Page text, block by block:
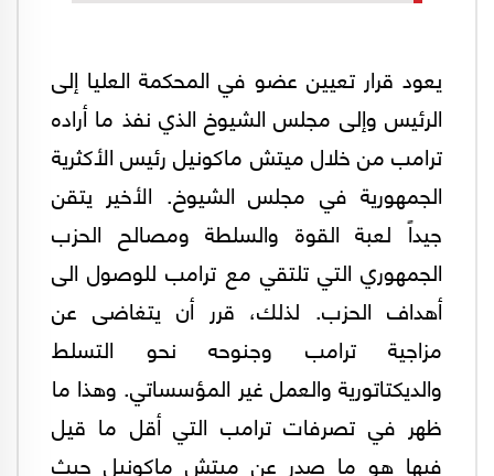
يعود قرار تعيين عضو في المحكمة العليا إلى
الرئيس وإلى مجلس الشيوخ الذي نفذ ما أراده
ترامب من خلال ميتش ماكونيل رئيس الأكثرية
الجمهورية في مجلس الشيوخ. الأخير يتقن
جيداً لعبة القوة والسلطة ومصالح الحزب
الجمهوري التي تلتقي مع ترامب للوصول الى
أهداف الحزب. لذلك، قرر أن يتغاضى عن
مزاجية ترامب وجنوحه نحو التسلط
والديكتاتورية والعمل غير المؤسساتي. وهذا ما
ظهر في تصرفات ترامب التي أقل ما قيل
فيها هو ما صدر عن ميتش ماكونيل حيث